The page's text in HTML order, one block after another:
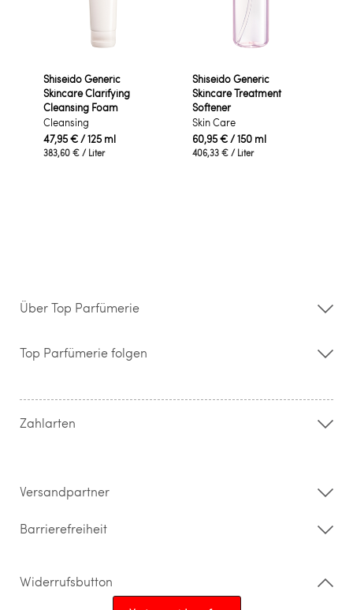
Shiseido Generic
Skincare Clarifying
Cleansing Foam
Cleansing
47,95 €/ 125 ml
383,60 € / Liter
Shiseido Generic
Skincare Treatment
Softener
Skin Care
60,95 €/ 150 ml
406,33 € / Liter
Über Top Parfümerie
Storefinder
Kontakt
Widerrufsrecht & Rückgabebedingungen
Top Parfümerie folgen
Zahlarten
Versandpartner
Barrierefreiheit
Widerrufsbutton